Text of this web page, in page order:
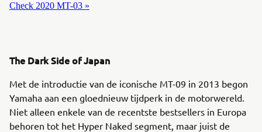
Check 2020 MT-03 »
The Dark Side of Japan
Met de introductie van de iconische MT-09 in 2013 begon
Yamaha aan een gloednieuw tijdperk in de motorwereld.
Niet alleen enkele van de recentste bestsellers in Europa
behoren tot het Hyper Naked segment, maar juist de